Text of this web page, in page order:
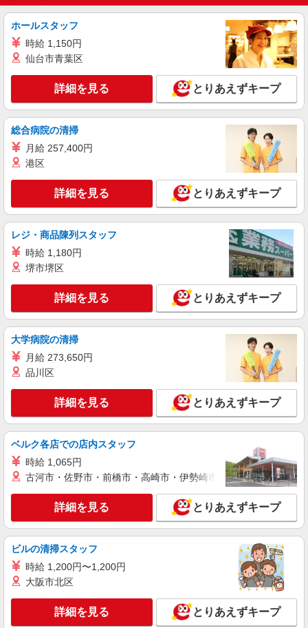
ホールスタッフ
時給 1,150円
仙台市青葉区
詳細を見る とりあえずキープ
総合病院の清掃
月給 257,400円
港区
詳細を見る とりあえずキープ
レジ・商品陳列スタッフ
時給 1,180円
堺市堺区
詳細を見る とりあえずキープ
大学病院の清掃
月給 273,650円
品川区
詳細を見る とりあえずキープ
ベルク各店での店内スタッフ
時給 1,065円
古河市・佐野市・前橋市・高崎市・伊勢崎市・太田市・館林市
詳細を見る とりあえずキープ
ビルの清掃スタッフ
時給 1,200円〜1,200円
大阪市北区
詳細を見る とりあえずキープ